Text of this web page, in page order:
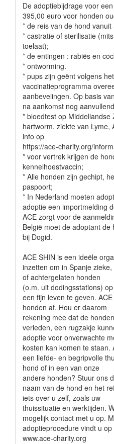
De adoptiebijdrage voor
395,00 euro voor honden
* de reis van de hond vanuit
* castratie of sterilisatie
toelaat);
* de entingen : rabiës en
* ontworming.
* pups zijn geënt volgens
vaccinatieprogramma
aanbevelingen. Op basis
na aankomst nog
* bloedtest op Middellandse
hartworm, ziekte van Lyme,
info op
https://ace-charity.org/
* voor vertrek krijgen de
kennelhoestvaccin;
* Alle honden zijn gechipt,
paspoort;
* In Nederland moeten
adoptie een importmelding
ACE zorgt voor de
België moet de adoptant
bij Dogid.
ACE SHIN is een ideële
inzetten om in Spanje
of achtergelaten honden
(o.m. uit dodingsstations)
een fijn leven te geven.
honden af. Hou er daarom
rekening mee dat de
verleden, een rugzakje
adoptie voor onverwachte
kosten kan komen te staan.
een liefde- en begripvolle
hond of in een van onze
andere honden? Stuur ons
naam van de hond en het
iets over u zelf, zoals uw
thuissituatie en werktijden.
mogelijk contact met u op.
adoptieprocedure vindt u op
www.ace-charity.org